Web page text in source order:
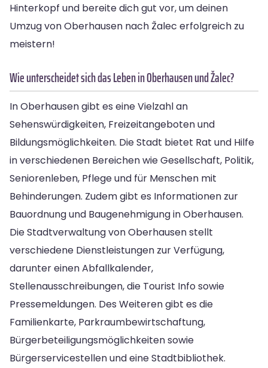
Hinterkopf und bereite dich gut vor, um deinen
Umzug von Oberhausen nach Žalec erfolgreich zu
meistern!
Wie unterscheidet sich das Leben in Oberhausen und Žalec?
In Oberhausen gibt es eine Vielzahl an
Sehenswürdigkeiten, Freizeitangeboten und
Bildungsmöglichkeiten. Die Stadt bietet Rat und Hilfe
in verschiedenen Bereichen wie Gesellschaft, Politik,
Seniorenleben, Pflege und für Menschen mit
Behinderungen. Zudem gibt es Informationen zur
Bauordnung und Baugenehmigung in Oberhausen.
Die Stadtverwaltung von Oberhausen stellt
verschiedene Dienstleistungen zur Verfügung,
darunter einen Abfallkalender,
Stellenausschreibungen, die Tourist Info sowie
Pressemeldungen. Des Weiteren gibt es die
Familienkarte, Parkraumbewirtschaftung,
Bürgerbeteiligungsmöglichkeiten sowie
Bürgerservicestellen und eine Stadtbibliothek.